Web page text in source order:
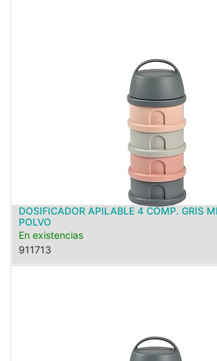
DOSIFICADOR APILABLE 4 COMP. GRIS
POLVO
En existencias
911713